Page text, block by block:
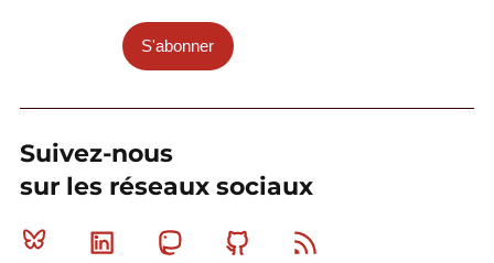
S'abonner
Suivez-nous
sur les réseaux sociaux
Bluesky Linkedin MastodonGithub